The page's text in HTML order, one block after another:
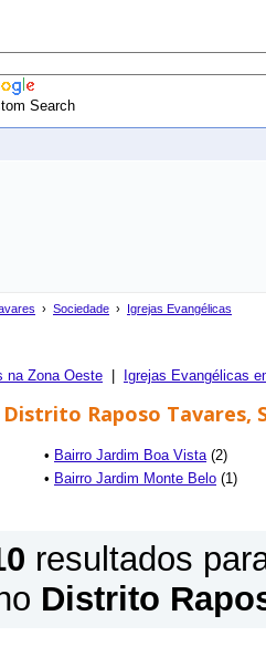
Search
› Sociedade › Igrejas Evangélicas
na Zona Oeste Igrejas Evangélicas
Raposo Tavares,
• Bairro Jardim Boa Vista(2)
• Bairro Jardim Monte Belo (1)
resultados
Distrito